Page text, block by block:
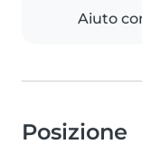
Aiuto
Posizione